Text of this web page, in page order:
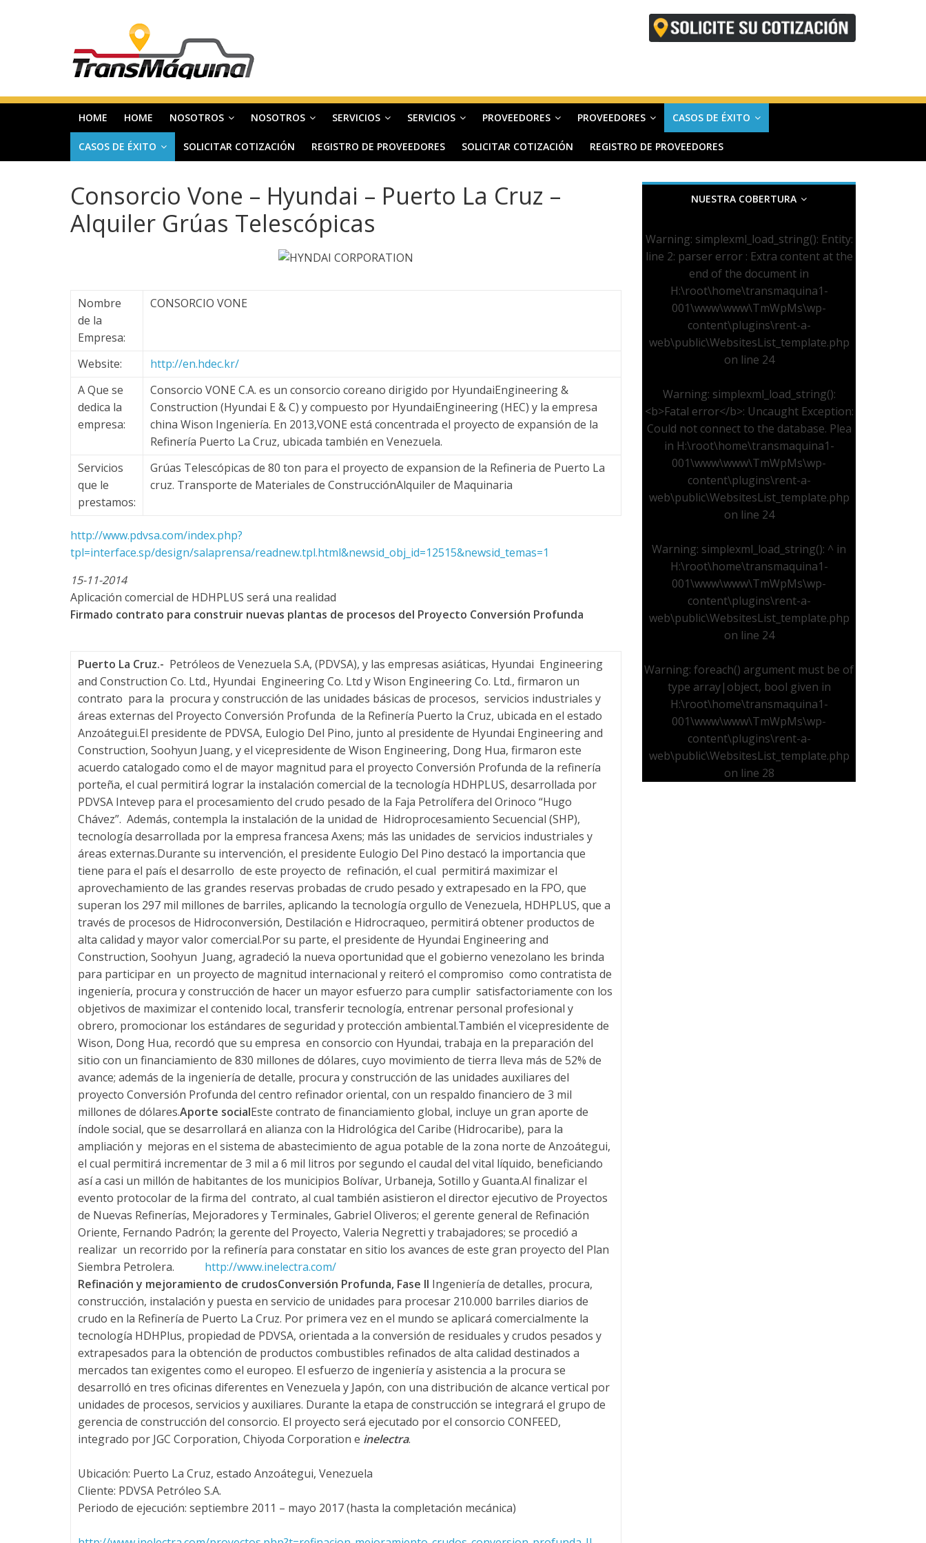
r
a
n
s
m
q
u
i
n
–
T
r
a
s
p
o
r
t
e
d
e
C
a
r
g
a
y
A
q
u
i
e
r
d
HOME HOME NOSOTROS NOSOTROS SERVICIOS SERVICIOS PROVEEDORES PROVEEDORES CASOS DE ÉXITO
CASOS DE ÉXITO SOLICITAR COTIZACIÓN REGISTRO DE PROVEEDORES SOLICITAR COTIZACIÓN REGISTRO DE PROVEEDORES
Consorcio Vone – Hyundai – Puerto La Cruz –
Alquiler Grúas Telescópicas
Nombre
de la
Empresa:
CONSORCIO VONE
Website:
http://en.hdec.kr/
A Que se
dedica la
empresa:
Consorcio VONE C.A. es un consorcio coreano dirigido por HyundaiEngineering &
Construction (Hyundai E & C) y compuesto por HyundaiEngineering (HEC) y la empresa
china Wison Ingeniería. En 2013,VONE está concentrada el proyecto de expansión de la
Refinería Puerto La Cruz, ubicada también en Venezuela.
Servicios
que le
prestamos:
Grúas Telescópicas de 80 ton para el proyecto de expansion de la Refineria de Puerto La
cruz. Transporte de Materiales de ConstrucciónAlquiler de Maquinaria
http://www.pdvsa.com/index.php?
tpl=interface.sp/design/salaprensa/readnew.tpl.html&newsid_obj_id=12515&newsid_temas=1
15-11-2014
Aplicación comercial de HDHPLUS será una realidad
Firmado contrato para construir nuevas plantas de procesos del Proyecto Conversión Profunda
Puerto La Cruz.- Petróleos de Venezuela S.A, (PDVSA), y las empresas asiáticas, Hyundai Engineering
and Construction Co. Ltd., Hyundai Engineering Co. Ltd y Wison Engineering Co. Ltd., firmaron un
contrato para la procura y construcción de las unidades básicas de procesos, servicios industriales y
áreas externas del Proyecto Conversión Profunda de la Refinería Puerto la Cruz, ubicada en el estado
Anzoátegui.El presidente de PDVSA, Eulogio Del Pino, junto al presidente de Hyundai Engineering and
Construction, Soohyun Juang, y el vicepresidente de Wison Engineering, Dong Hua, firmaron este
acuerdo catalogado como el de mayor magnitud para el proyecto Conversión Profunda de la refinería
porteña, el cual permitirá lograr la instalación comercial de la tecnología HDHPLUS, desarrollada por
PDVSA Intevep para el procesamiento del crudo pesado de la Faja Petrolífera del Orinoco “Hugo
Chávez”. Además, contempla la instalación de la unidad de Hidroprocesamiento Secuencial (SHP),
tecnología desarrollada por la empresa francesa Axens; más las unidades de servicios industriales y
áreas externas.Durante su intervención, el presidente Eulogio Del Pino destacó la importancia que
tiene para el país el desarrollo de este proyecto de refinación, el cual permitirá maximizar el
aprovechamiento de las grandes reservas probadas de crudo pesado y extrapesado en la FPO, que
superan los 297 mil millones de barriles, aplicando la tecnología orgullo de Venezuela, HDHPLUS, que a
través de procesos de Hidroconversión, Destilación e Hidrocraqueo, permitirá obtener productos de
alta calidad y mayor valor comercial.Por su parte, el presidente de Hyundai Engineering and
Construction, Soohyun Juang, agradeció la nueva oportunidad que el gobierno venezolano les brinda
para participar en un proyecto de magnitud internacional y reiteró el compromiso como contratista de
ingeniería, procura y construcción de hacer un mayor esfuerzo para cumplir satisfactoriamente con los
objetivos de maximizar el contenido local, transferir tecnología, entrenar personal profesional y
obrero, promocionar los estándares de seguridad y protección ambiental.También el vicepresidente de
Wison, Dong Hua, recordó que su empresa en consorcio con Hyundai, trabaja en la preparación del
sitio con un financiamiento de 830 millones de dólares, cuyo movimiento de tierra lleva más de 52% de
avance; además de la ingeniería de detalle, procura y construcción de las unidades auxiliares del
proyecto Conversión Profunda del centro refinador oriental, con un respaldo financiero de 3 mil
millones de dólares.Aporte socialEste contrato de financiamiento global, incluye un gran aporte de
índole social, que se desarrollará en alianza con la Hidrológica del Caribe (Hidrocaribe), para la
ampliación y mejoras en el sistema de abastecimiento de agua potable de la zona norte de Anzoátegui,
el cual permitirá incrementar de 3 mil a 6 mil litros por segundo el caudal del vital líquido, beneficiando
así a casi un millón de habitantes de los municipios Bolívar, Urbaneja, Sotillo y Guanta.Al finalizar el
evento protocolar de la firma del contrato, al cual también asistieron el director ejecutivo de Proyectos
de Nuevas Refinerías, Mejoradores y Terminales, Gabriel Oliveros; el gerente general de Refinación
Oriente, Fernando Padrón; la gerente del Proyecto, Valeria Negretti y trabajadores; se procedió a
realizar un recorrido por la refinería para constatar en sitio los avances de este gran proyecto del Plan
Siembra Petrolera.
http://www.inelectra.com/
Refinación y mejoramiento de crudosConversión Profunda, Fase II Ingeniería de detalles, procura,
construcción, instalación y puesta en servicio de unidades para procesar 210.000 barriles diarios de
crudo en la Refinería de Puerto La Cruz. Por primera vez en el mundo se aplicará comercialmente la
tecnología HDHPlus, propiedad de PDVSA, orientada a la conversión de residuales y crudos pesados y
extrapesados para la obtención de productos combustibles refinados de alta calidad destinados a
mercados tan exigentes como el europeo. El esfuerzo de ingeniería y asistencia a la procura se
desarrolló en tres oficinas diferentes en Venezuela y Japón, con una distribución de alcance vertical por
unidades de procesos, servicios y auxiliares. Durante la etapa de construcción se integrará el grupo de
gerencia de construcción del consorcio. El proyecto será ejecutado por el consorcio CONFEED,
integrado por JGC Corporation, Chiyoda Corporation e inelectra.
Ubicación: Puerto La Cruz, estado Anzoátegui, Venezuela
Cliente: PDVSA Petróleo S.A.
Periodo de ejecución: septiembre 2011 – mayo 2017 (hasta la completación mecánica)
NUESTRA COBERTURA
Warning: simplexml_load_string(): Entity:
line 2: parser error : Extra content at the
end of the document in
H:\root\home\transmaquina1-
001\www\www\TmWpMs\wp-
content\plugins\rent-a-
web\public\WebsitesList_template.php
on line 24
Warning: simplexml_load_string():
<b>Fatal error</b>: Uncaught Exception:
Could not connect to the database. Plea
in H:\root\home\transmaquina1-
001\www\www\TmWpMs\wp-
content\plugins\rent-a-
web\public\WebsitesList_template.php
on line 24
Warning: simplexml_load_string(): ^ in
H:\root\home\transmaquina1-
001\www\www\TmWpMs\wp-
content\plugins\rent-a-
web\public\WebsitesList_template.php
on line 24
Warning: foreach() argument must be of
type array|object, bool given in
H:\root\home\transmaquina1-
001\www\www\TmWpMs\wp-
content\plugins\rent-a-
web\public\WebsitesList_template.php
on line 28